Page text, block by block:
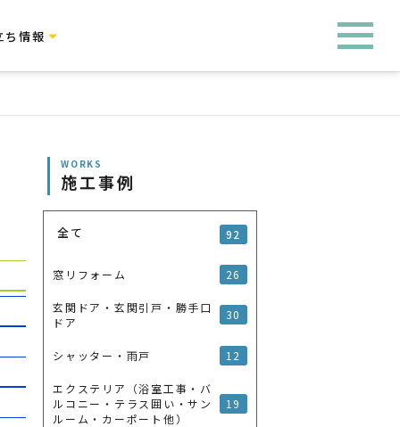
ち情報
WORKS
施工事例
全て 92
窓リフォーム 26
玄関ドア・玄関引戸・勝手口
ドア
30
シャッター・雨戸 12
エクステリア（浴室工事・バ
ルコニー・テラス囲い・サン
ルーム・カーポート他）
19